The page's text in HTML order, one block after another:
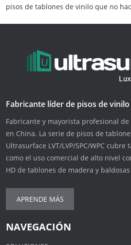
pisos de tablones de vinilo que no
Fabricante líder de pisos de vinilo
Fabricante y mayorista profesional de
en China. La serie de pisos de
Ultrasurface LVT/LVP/SPC/WPC
como el uso comercial de alto nivel
HD de tablones de madera y
APRENDE MÁS
NAVEGACIÓN